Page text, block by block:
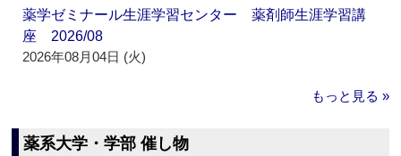
薬学ゼミナール生涯学習センター 薬剤師生涯学習講
座 2026/08
2026年08月04日 (火)
もっと見る »
薬系大学・学部 催し物